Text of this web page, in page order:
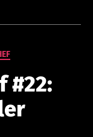
#22: